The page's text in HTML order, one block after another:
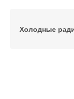
Холодные